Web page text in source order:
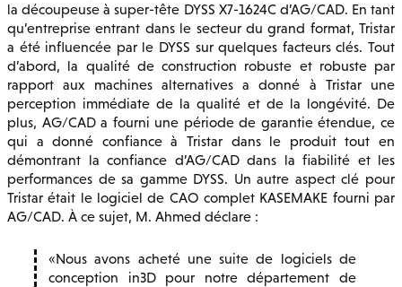
la découpeuse à super-tête DYSS X7-1624C d’AG/CAD. En tant
qu’entreprise entrant dans le secteur du grand format, Tristar
a été influencée par le DYSS sur quelques facteurs clés. Tout
d’abord, la qualité de construction robuste et robuste par
rapport aux machines alternatives a donné à Tristar une
perception immédiate de la qualité et de la longévité. De
plus, AG/CAD a fourni une période de garantie étendue, ce
qui a donné confiance à Tristar dans le produit tout en
démontrant la confiance d’AG/CAD dans la fiabilité et les
performances de sa gamme DYSS. Un autre aspect clé pour
Tristar était le logiciel de CAO complet KASEMAKE fourni par
AG/CAD. À ce sujet, M. Ahmed déclare :
Nous avons acheté une suite de logiciels de
conception in3D pour notre département de